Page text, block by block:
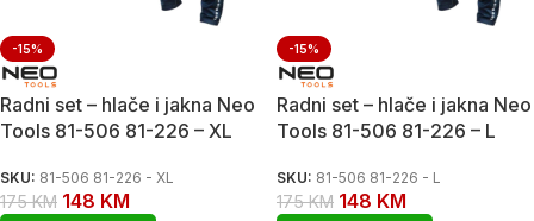
-15%
Radni set – hlače i jakna Neo
Tools 81-506 81-226 – XL
SKU: 81-506 81-226 - XL
175KM 148 KM
-15%
Radni set – hlače i jakna Neo
Tools 81-506 81-226 – L
SKU: 81-506 81-226 - L
175KM 148 KM